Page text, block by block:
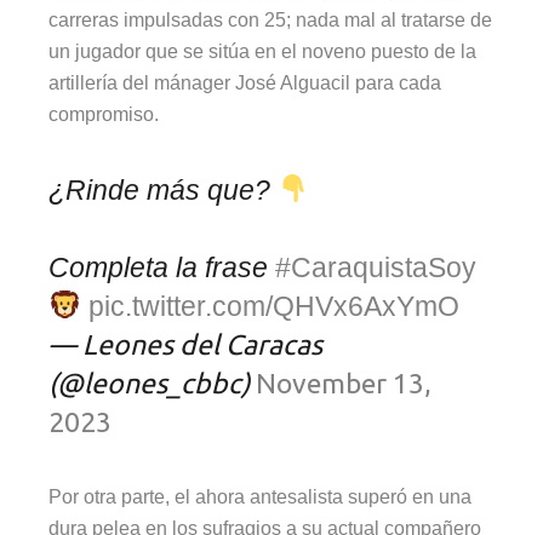
carreras impulsadas con 25; nada mal al tratarse de
un jugador que se sitúa en el noveno puesto de la
artillería del mánager José Alguacil para cada
compromiso.
¿Rinde más que?
Completa la frase#CaraquistaSoy
pic.twitter.com/QHVx6AxYmO
— Leones del Caracas
(@leones_cbbc) November 13,
2023
Por otra parte, el ahora antesalista superó en una
dura pelea en los sufragios a su actual compañero